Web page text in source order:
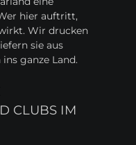
hier auftritt,
Wir drucken
sie aus
ganze Land.
CLUBS IM